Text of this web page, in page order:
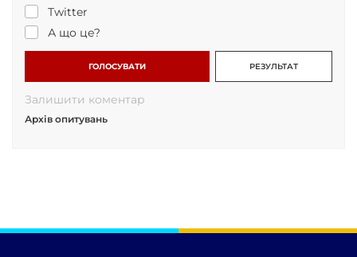
Twitter
А що це?
ГОЛОСУВАТИ РЕЗУЛЬТАТ
Залишити коментар
Архів опитувань